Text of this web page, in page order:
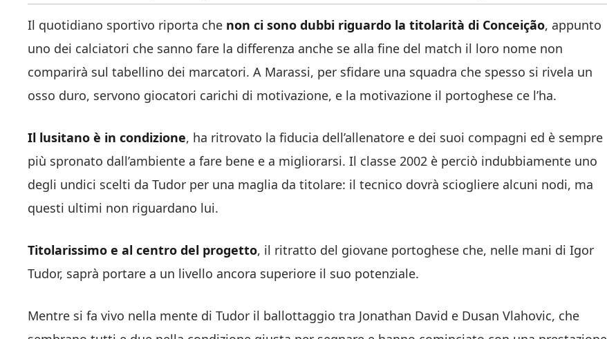
Il quotidiano sportivo riporta che non ci sono dubbi riguardo la titolarità di Conceição, appunto
uno dei calciatori che sanno fare la differenza anche se alla fine del match il loro nome non
comparirà sul tabellino dei marcatori. A Marassi, per sfidare una squadra che spesso si rivela un
osso duro, servono giocatori carichi di motivazione, e la motivazione il portoghese ce l’ha.
Il lusitano è in condizione, ha ritrovato la fiducia dell’allenatore e dei suoi compagni ed è sempre
più spronato dall’ambiente a fare bene e a migliorarsi. Il classe 2002 è perciò indubbiamente uno
degli undici scelti da Tudor per una maglia da titolare: il tecnico dovrà sciogliere alcuni nodi, ma
questi ultimi non riguardano lui.
Titolarissimo e al centro del progetto, il ritratto del giovane portoghese che, nelle mani di Igor
Tudor, saprà portare a un livello ancora superiore il suo potenziale.
Mentre si fa vivo nella mente di Tudor il ballottaggio tra Jonathan David e Dusan Vlahovic, che